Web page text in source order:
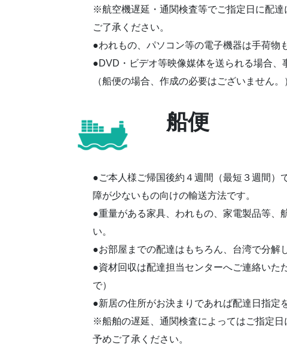
※航空機遅延・通関検査等でご指定日に配
ご了承ください。
●われもの、パソコン等の電子機器は手荷物
●DVD・ビデオ等映像媒体を送られる場合、
（船便の場合、作成の必要はございません。
船便
●ご本人様ご帰国後約４週間（最短３週間）
障が少ないもの向けの輸送方法です。
●重量がある家具、われもの、家電製品等、
い。
●お部屋までの配達はもちろん、台湾で分解
●資材回収は配達担当センターへご連絡いた
で）
●新居の住所がお決まりであれば配達日指定
※船舶の遅延、通関検査によってはご指定日
予めご了承ください。